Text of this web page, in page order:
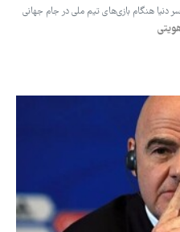
دنیا هنگام بازی‌های تیم ملی در جام جهانی